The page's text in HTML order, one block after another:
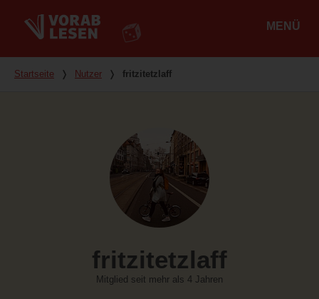
MENÜ
Du bist hier
Startseite ❭ Nutzer ❭ fritzitetzlaff
fritzitetzlaff
Mitglied seit mehr als 4 Jahren